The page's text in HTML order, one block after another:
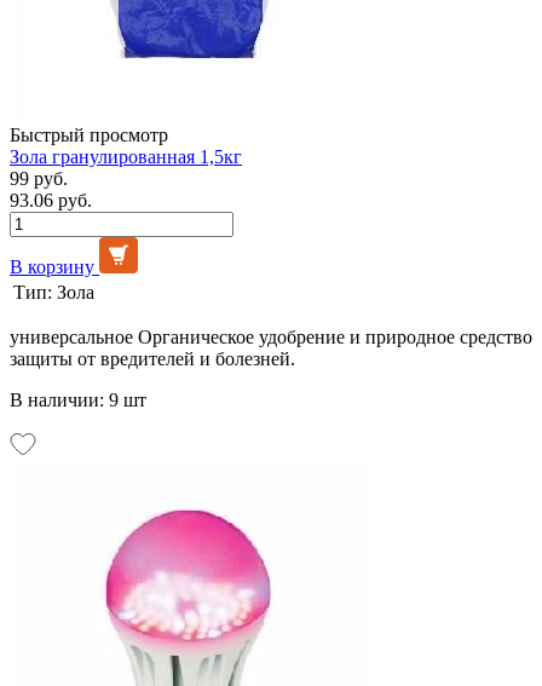
Быстрый просмотр
Зола гранулированная 1,5кг
99 руб.
93.06 руб.
В корзину
Тип: Зола
универсальное Органическое удобрение и природное средство
защиты от вредителей и болезней.
В наличии: 9 шт